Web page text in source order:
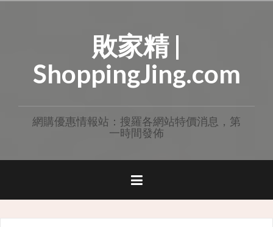
敗家精 |
ShoppingJing.com
網購優惠情報站：搜羅各網站特價消息，第
一時間發佈